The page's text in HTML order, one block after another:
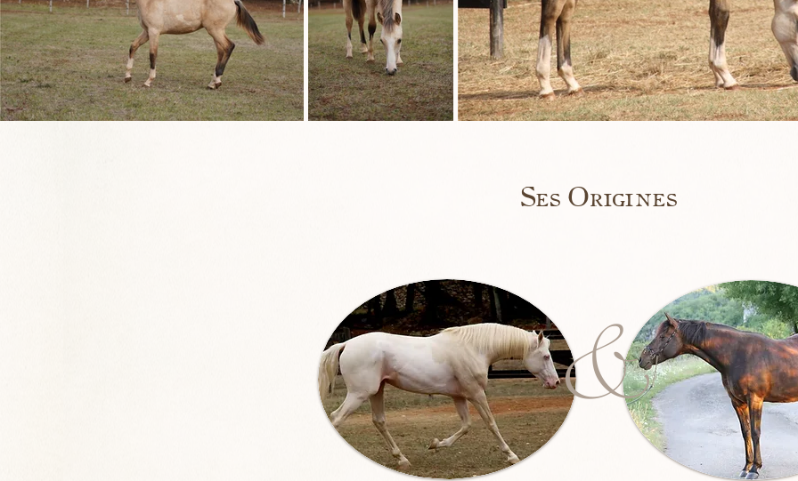
Ses Origines
&